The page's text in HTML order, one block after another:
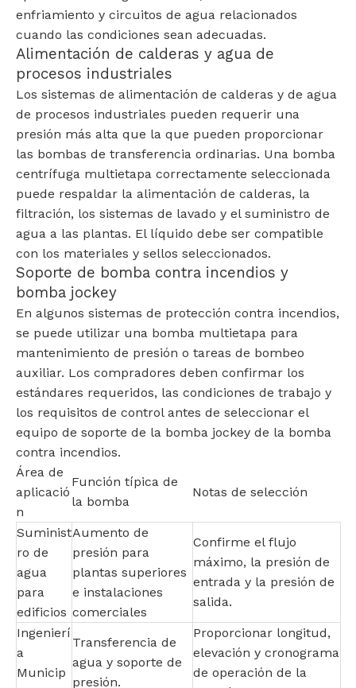
enfriamiento y circuitos de agua relacionados
cuando las condiciones sean adecuadas.
Alimentación de calderas y agua de
procesos industriales
Los sistemas de alimentación de calderas y de agua
de procesos industriales pueden requerir una
presión más alta que la que pueden proporcionar
las bombas de transferencia ordinarias. Una bomba
centrífuga multietapa correctamente seleccionada
puede respaldar la alimentación de calderas, la
filtración, los sistemas de lavado y el suministro de
agua a las plantas. El líquido debe ser compatible
con los materiales y sellos seleccionados.
Soporte de bomba contra incendios y
bomba jockey
En algunos sistemas de protección contra incendios,
se puede utilizar una bomba multietapa para
mantenimiento de presión o tareas de bombeo
auxiliar. Los compradores deben confirmar los
estándares requeridos, las condiciones de trabajo y
los requisitos de control antes de seleccionar el
equipo de soporte de la bomba jockey de la bomba
contra incendios.
Área de
aplicació
n
Función típica de
la bomba
Notas de selección
Suminist
ro de
agua
para
edificios
Aumento de
presión para
plantas superiores
e instalaciones
comerciales
Confirme el flujo
máximo, la presión de
entrada y la presión de
salida.
Ingenierí
a
Municip
Transferencia de
agua y soporte de
presión.
Proporcionar longitud,
elevación y cronograma
de operación de la